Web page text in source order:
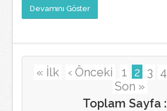
Devamını Göster
« İlk ‹ Önceki 1 2 3 4
Son »
Toplam Sayfa :